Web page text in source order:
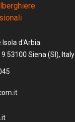
d'Arbia.
53100 Siena (SI), Italy